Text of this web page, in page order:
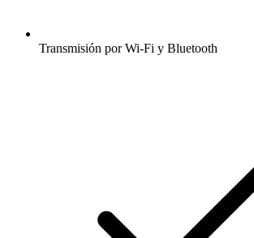
Transmisión por Wi-Fi y Bluetooth